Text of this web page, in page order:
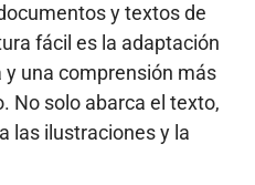
y textos de
fácil es la adaptación
una comprensión más
No solo abarca el texto,
las ilustraciones y la